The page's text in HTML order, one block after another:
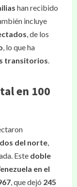
han recibido
incluye
, de los
, lo que ha
transitorios.
en 100
del norte,
Este doble
en el
, que dejó 245